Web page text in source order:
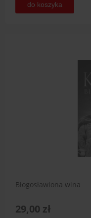
do koszyka
Błogosławiona wina
29,00 zł